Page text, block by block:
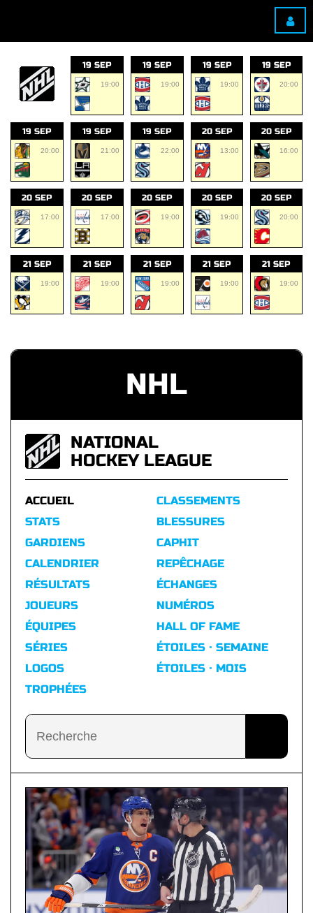
19 SEP
19:00
19 SEP
19:00
19 SEP
19:00
19 SEP
20:00
19 SEP
20:00
19 SEP
21:00
19 SEP
22:00
20 SEP
13:00
20 SEP
16:00
20 SEP
17:00
20 SEP
17:00
20 SEP
19:00
20 SEP
19:00
20 SEP
20:00
21 SEP
19:00
21 SEP
19:00
21 SEP
19:00
21 SEP
19:00
21 SEP
19:00
NHL
NATIONAL
HOCKEY LEAGUE
ACCUEIL
STATS
GARDIENS
CALENDRIER
RÉSULTATS
CLASSEMENTS
BLESSURES
CAPHIT
REPÊCHAGE
ÉCHANGES
JOUEURS
ÉQUIPES
SÉRIES
LOGOS
TROPHÉES
NUMÉROS
HALL OF FAME
ÉTOILES · SEMAINE
ÉTOILES · MOIS